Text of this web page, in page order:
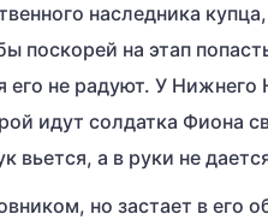
наследника
поскорей на этап
его не радуют. У Нижнего
идут солдатка Фиона
вьется, а в руки не
но застает в его